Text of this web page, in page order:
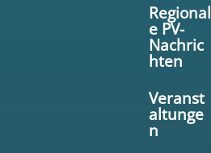
Regional
e PV-
Nachric
hten
Veranst
altunge
n